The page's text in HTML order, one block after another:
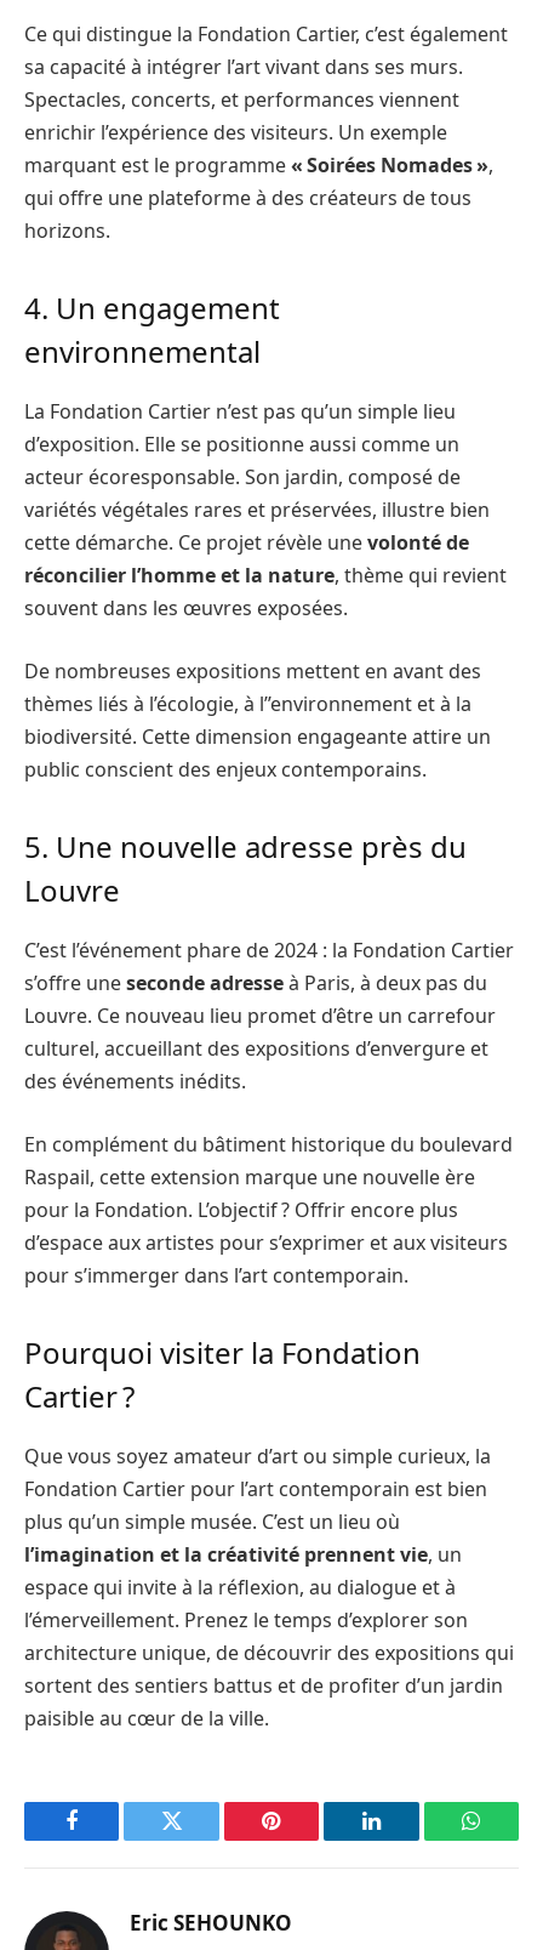
Ce qui distingue la Fondation Cartier, c’est également
sa capacité à intégrer l’art vivant dans ses murs.
Spectacles, concerts, et performances viennent
enrichir l’expérience des visiteurs. Un exemple
marquant est le programme« Soirées Nomades »,
qui offre une plateforme à des créateurs de tous
horizons.
4. Un engagement
environnemental
La Fondation Cartier n’est pas qu’un simple lieu
d’exposition. Elle se positionne aussi comme un
acteur écoresponsable. Son jardin, composé de
variétés végétales rares et préservées, illustre bien
cette démarche. Ce projet révèle unevolonté de
réconcilier l’homme et la nature, thème qui revient
souvent dans les œuvres exposées.
De nombreuses expositions mettent en avant des
thèmes liés à l’écologie, à l’’environnement et à la
biodiversité. Cette dimension engageante attire un
public conscient des enjeux contemporains.
5. Une nouvelle adresse près du
Louvre
C’est l’événement phare de 2024 : la Fondation Cartier
s’offre uneseconde adresseà Paris, à deux pas du
Louvre. Ce nouveau lieu promet d’être un carrefour
culturel, accueillant des expositions d’envergure et
des événements inédits.
En complément du bâtiment historique du boulevard
Raspail, cette extension marque une nouvelle ère
pour la Fondation. L’objectif ? Offrir encore plus
d’espace aux artistes pour s’exprimer et aux visiteurs
pour s’immerger dans l’art contemporain.
Pourquoi visiter la Fondation
Cartier ?
Que vous soyez amateur d’art ou simple curieux, la
Fondation Cartier pour l’art contemporain est bien
plus qu’un simple musée. C’est un lieu où
l’imagination et la créativité prennent vie, un
espace qui invite à la réflexion, au dialogue et à
l’émerveillement. Prenez le temps d’explorer son
architecture unique, de découvrir des expositions qui
sortent des sentiers battus et de profiter d’un jardin
paisible au cœur de la ville.
Facebook Twitter Pinterest LinkedIn
Eric SEHOUNKO